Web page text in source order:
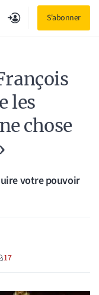
S'abonner
les
chose
votre pouvoir
17